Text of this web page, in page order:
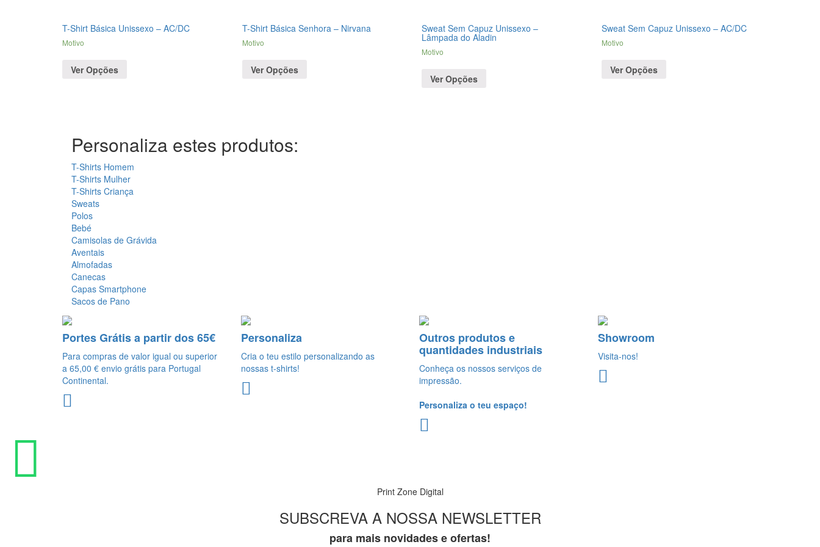
T-Shirt Básica Unissexo – AC/DC
Motivo
Ver Opções
T-Shirt Básica Senhora – Nirvana
Motivo
Ver Opções
Sweat Sem Capuz Unissexo –
Lâmpada do Aladin
Motivo
Ver Opções
Sweat Sem Capuz Unissexo – AC/DC
Motivo
Ver Opções
Personaliza estes produtos:
T-Shirts Homem
T-Shirts Mulher
T-Shirts Criança
Sweats
Polos
Bebé
Camisolas de Grávida
Aventais
Almofadas
Canecas
Capas Smartphone
Sacos de Pano
Portes Grátis a partir dos 65€
Para compras de valor igual ou superior
a 65,00 € envio grátis para Portugal
Continental.
Personaliza
Cria o teu estilo personalizando as
nossas t-shirts!
Outros produtos e
quantidades industriais
Conheça os nossos serviços de
impressão.
Personaliza o teu espaço!
Showroom
Visita-nos!
Print Zone Digital
SUBSCREVA A NOSSA NEWSLETTER
para mais novidades e ofertas!